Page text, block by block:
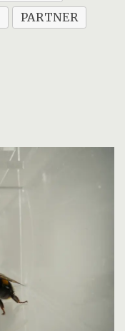
PARTNER